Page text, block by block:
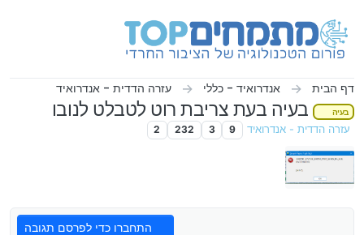
דף הבית אנדרואיד - כללי עזרה הדדית - אנדרואיד
בעיה בעיה בעת צריבת רוט לטבלט לנובו
עזרה הדדית - אנדרואיד 9
3
232
2
התחברו כדי לפרסם תגובה